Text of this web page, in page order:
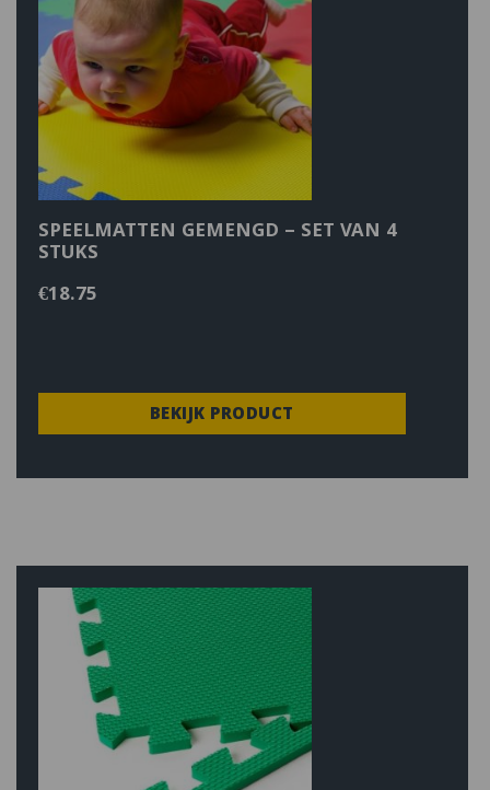
SPEELMATTEN GEMENGD – SET VAN 4
STUKS
€18.75
BEKIJK PRODUCT